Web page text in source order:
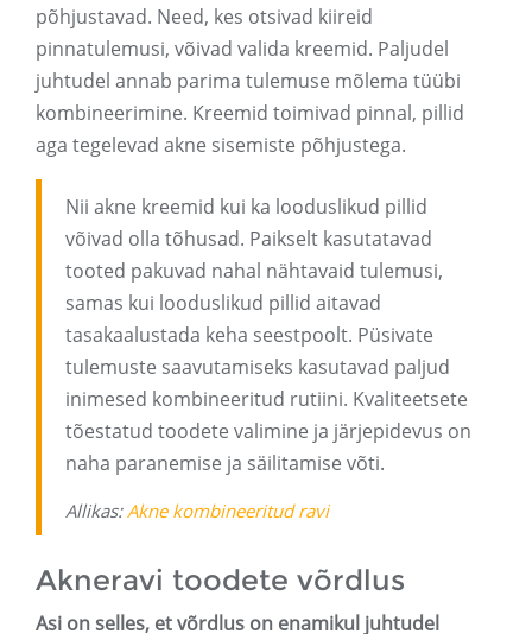
põhjustavad. Need, kes otsivad kiireid
pinnatulemusi, võivad valida kreemid. Paljudel
juhtudel annab parima tulemuse mõlema tüübi
kombineerimine. Kreemid toimivad pinnal, pillid
aga tegelevad akne sisemiste põhjustega.
Nii akne kreemid kui ka looduslikud pillid
võivad olla tõhusad. Paikselt kasutatavad
tooted pakuvad nahal nähtavaid tulemusi,
samas kui looduslikud pillid aitavad
tasakaalustada keha seestpoolt. Püsivate
tulemuste saavutamiseks kasutavad paljud
inimesed kombineeritud rutiini. Kvaliteetsete
tõestatud toodete valimine ja järjepidevus on
naha paranemise ja säilitamise võti.
Allikas:Akne kombineeritud ravi
Akneravi toodete võrdlus
Asi on selles, et võrdlus on enamikul juhtudel